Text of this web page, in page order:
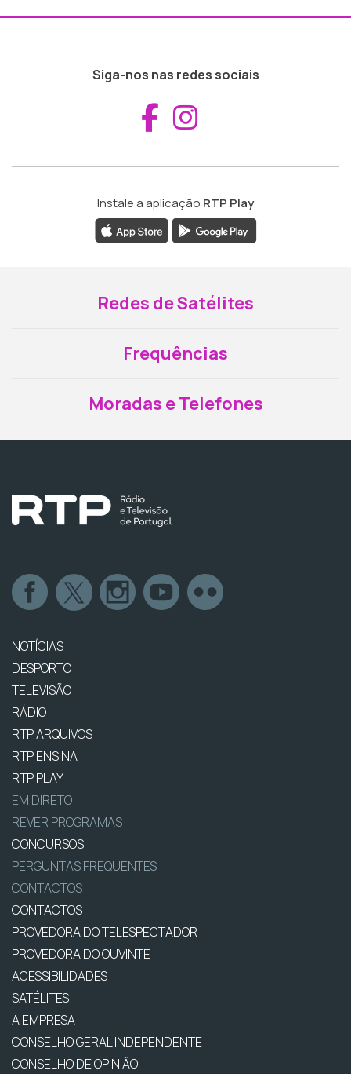
Siga-nos nas redes sociais
Aceder ao
Instale a aplicação RTP Play
Redes de Satélites
Frequências
Moradas e Telefones
NOTÍCIAS
DESPORTO
TELEVISÃO
RÁDIO
RTP ARQUIVOS
RTP ENSINA
RTP PLAY
EM DIRETO
REVER PROGRAMAS
CONCURSOS
PERGUNTAS FREQUENTES
CONTACTOS
CONTACTOS
PROVEDORA DO TELESPECTADOR
PROVEDORA DO OUVINTE
ACESSIBILIDADES
SATÉLITES
A EMPRESA
CONSELHO GERAL INDEPENDENTE
CONSELHO DE OPINIÃO